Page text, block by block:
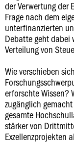
der Verwertung der
Frage nach dem
unterfinanzierten
Debatte geht dabei
Verteilung von
Wie verschieben
erforschte Wissen?
zugänglich
gesamte
stärker von
Exzellenzprojekten